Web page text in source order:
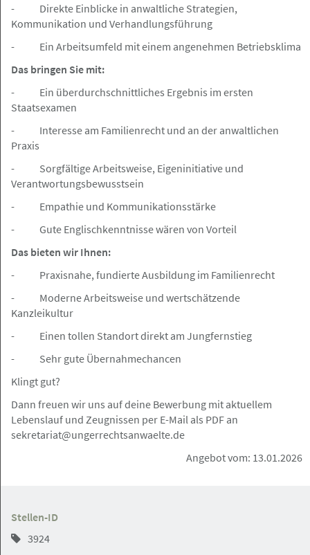
Hamburg Angebot
05.08.2026
Rechtsanwalt (m/w/d) mit
Öffentliches Recht in Vollzeit Dr. Heinze
& Partner
Dr. Heinze & Partner Partnerschaftsgesellschaft
Hamburg Angebot
- Direkte Einblicke in anwaltliche Strategien,
Kommunikation und Verhandlungsführung
- Ein Arbeitsumfeld mit einem angenehmen Betriebsklima
Das bringen Sie mit:
- Ein überdurchschnittliches Ergebnis im ersten
Staatsexamen
- Interesse am Familienrecht und an der anwaltlichen
Praxis
- Sorgfältige Arbeitsweise, Eigeninitiative und
Verantwortungsbewusstsein
- Empathie und Kommunikationsstärke
- Gute Englischkenntnisse wären von Vorteil
Das bieten wir Ihnen:
- Praxisnahe, fundierte Ausbildung im Familienrecht
- Moderne Arbeitsweise und wertschätzende
Kanzleikultur
- Einen tollen Standort direkt am Jungfernstieg
- Sehr gute Übernahmechancen
Klingt gut?
Dann freuen wir uns auf deine Bewerbung mit aktuellem
Lebenslauf und Zeugnissen per E-Mail als PDF an
sekretariat@ungerrechtsanwaelte.de
Angebot vom: 13.01.2026
Stellen-ID
3924